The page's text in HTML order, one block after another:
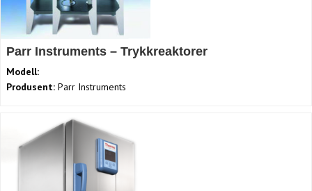
Parr Instruments – Trykkreaktorer
Modell:
Produsent: Parr Instruments